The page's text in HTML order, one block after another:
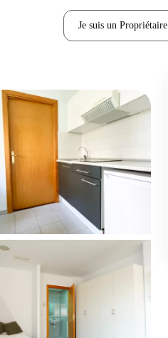
Je suis un Propriétaire